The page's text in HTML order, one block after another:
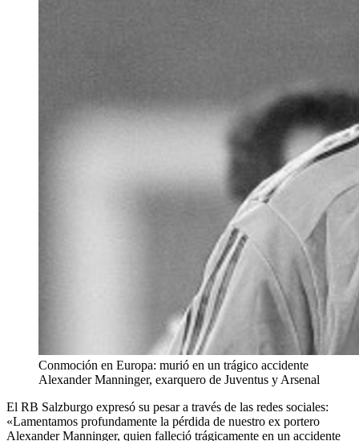
Conmoción en Europa: murió en un trágico accidente
Alexander Manninger, exarquero de Juventus y Arsenal
El RB Salzburgo expresó su pesar a través de las redes sociales:
«Lamentamos profundamente la pérdida de nuestro ex portero
Alexander Manninger, quien falleció trágicamente en un accidente